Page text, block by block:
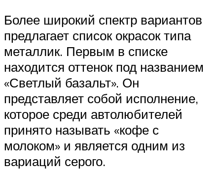
Более широкий спектр вариантов
предлагает список окрасок типа
металлик. Первым в списке
находится оттенок под названием
«Светлый базальт». Он
представляет собой исполнение,
которое среди автолюбителей
принято называть «кофе с
молоком» и является одним из
вариаций серого.